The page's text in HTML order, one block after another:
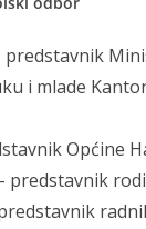
predstavnik
i mlade
Općine
predstavnik